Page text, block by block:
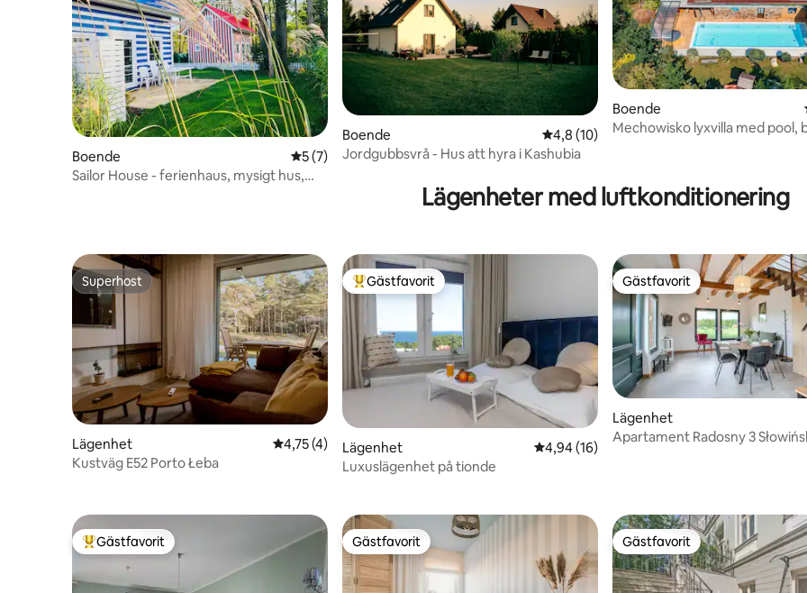
Boende 5 av 5 i genomsnittligt betyg, 7 omdömen
5 (7)
Sailor House - ferienhaus, mysigt hus,
Boende 4,8 av 5 i genomsnittligt betyg, 10
4,8 (10)
Jordgubbsvrå - Hus att hyra i Kashubia
Boende
Mechowisko lyxvilla med pool,
Lägenheter med luftkonditionering
Superhost
Superhost
Lägenhet 4,75 av 5 i genomsnittligt betyg, 4 omdömen
4,75 (4)
Kustväg E52 Porto Łeba
Populär gästfavorit
Gästfavorit
Lägenhet 4,94 av 5 i genomsnittligt betyg, 16
4,94 (16)
Luxuslägenhet på tionde
Gästfavorit
Gästfavorit
Lägenhet
Apartament Radosny 3
Populär gästfavorit
Gästfavorit Gästfavorit
Gästfavorit Gästfavorit
Gästfavorit